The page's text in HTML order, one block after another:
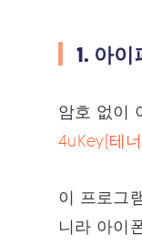
1. 아
암호 없이
4uKey(테
이 프로그
니라 아이